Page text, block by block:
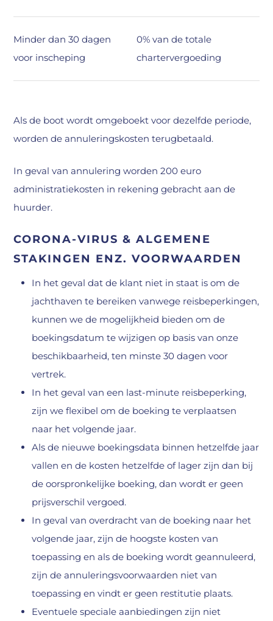
Minder dan 30 dagen
voor inscheping
0% van de totale
chartervergoeding
Als de boot wordt omgeboekt voor dezelfde periode,
worden de annuleringskosten terugbetaald.
In geval van annulering worden 200 euro
administratiekosten in rekening gebracht aan de
huurder.
CORONA-VIRUS & ALGEMENE
STAKINGEN ENZ. VOORWAARDEN
In het geval dat de klant niet in staat is om de
jachthaven te bereiken vanwege reisbeperkingen,
kunnen we de mogelijkheid bieden om de
boekingsdatum te wijzigen op basis van onze
beschikbaarheid, ten minste 30 dagen voor
vertrek.
In het geval van een last-minute reisbeperking,
zijn we flexibel om de boeking te verplaatsen
naar het volgende jaar.
Als de nieuwe boekingsdata binnen hetzelfde jaar
vallen en de kosten hetzelfde of lager zijn dan bij
de oorspronkelijke boeking, dan wordt er geen
prijsverschil vergoed.
In geval van overdracht van de boeking naar het
volgende jaar, zijn de hoogste kosten van
toepassing en als de boeking wordt geannuleerd,
zijn de annuleringsvoorwaarden niet van
toepassing en vindt er geen restitutie plaats.
Eventuele speciale aanbiedingen zijn niet